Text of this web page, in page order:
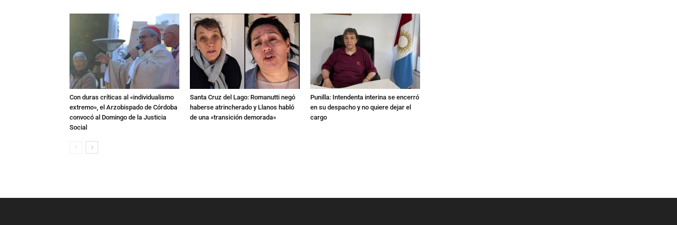
Con duras críticas al «individualismo
extremo», el Arzobispado de Córdoba
convocó al Domingo de la Justicia
Social
Santa Cruz del Lago: Romanutti negó
haberse atrincherado y Llanos habló
de una «transición demorada»
Punilla: Intendenta interina se encerró
en su despacho y no quiere dejar el
cargo